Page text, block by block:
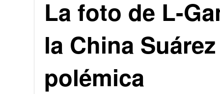
La foto de L-
la China
polémica